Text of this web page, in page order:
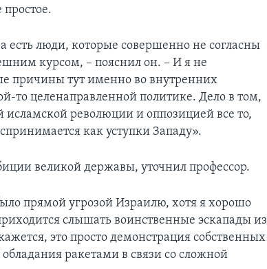
есть люди, которые совершенно не согласны
курсом, – пояснил он. – И я не
причины тут именно во внутренних
то целенаправленной политике. Дело в том,
исламской революции и оппозицией все то,
как уступки Западу».
великой державы, уточнил профессор.
прямой угрозой Израилю, хотя я хорошо
слышать воинственные эскапады из
это просто демонстрация собственных
ракетами в связи со сложной